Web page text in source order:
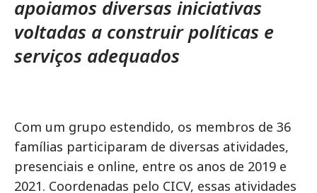
apoiamos diversas iniciativas
voltadas a construir políticas e
serviços adequados
Com um grupo estendido, os membros de 36
famílias participaram de diversas atividades,
presenciais e online, entre os anos de 2019 e
2021. Coordenadas pelo CICV, essas atividades